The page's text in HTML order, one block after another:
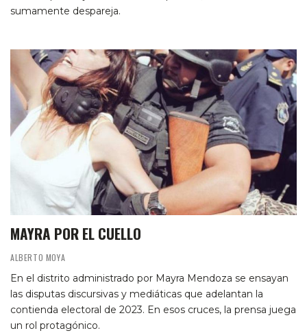
sumamente despareja.
MAYRA POR EL CUELLO
ALBERTO MOYA
En el distrito administrado por Mayra Mendoza se ensayan
las disputas discursivas y mediáticas que adelantan la
contienda electoral de 2023. En esos cruces, la prensa juega
un rol protagónico.